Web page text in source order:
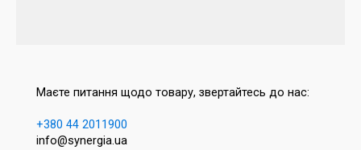
Маєте питання щодо товару, звертайтесь до нас:
+380 44 2011900
info@synergia.ua